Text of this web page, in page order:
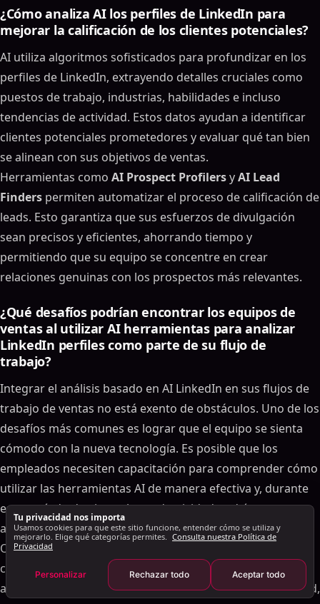
Cómo AI analiza LinkedIn perfiles para Sales Insights
AI Métodos para LinkedIn Análisis de perfil
Qué información proporciona AI
Cómo AI combina datos para una mejor calificación
de clientes potenciales
Beneficios del análisis de perfil para ventas
impulsado por AILinkedIn
Mejor personalización y mensajería
Ahorro de tiempo y recursos
Escala y calidad consistente
Cómo SalesMind AI mejora LinkedIn la calificación de
clientes potenciales
SalesMind AI Funciones para LinkedIn
Automatización
Resultados de los equipos de ventas de EE. UU.
Integración con flujos de trabajo actuales
Prácticas recomendadas para el análisis de perfiles
impulsado por AI LinkedIn
Defina su perfil de cliente ideal (ICP)
Integración con herramientas actuales
Seguimiento y optimización de métricas de
rendimiento
Conclusión: Transforme las ventas con el análisis de
perfil impulsado por AI LinkedIn
Preguntas frecuentes
¿Cómo puede AI mejorar LinkedIn el alcance de los
equipos de ventas?
¿Cómo analiza AI los perfiles de LinkedIn para
mejorar la calificación de los clientes potenciales?
¿Qué desafíos podrían encontrar los equipos de
ventas al utilizar AI herramientas para analizar
LinkedIn perfiles como parte de su flujo de trabajo?
¿Cómo analiza AI los perfiles de LinkedIn para
mejorar la calificación de los clientes potenciales?
AI utiliza algoritmos sofisticados para profundizar en los
perfiles de LinkedIn, extrayendo detalles cruciales como
puestos de trabajo, industrias, habilidades e incluso
tendencias de actividad. Estos datos ayudan a identificar
clientes potenciales prometedores y evaluar qué tan bien
se alinean con sus objetivos de ventas.
Herramientas como AI Prospect ProfilersyAI Lead
Finders permiten automatizar el proceso de calificación de
leads. Esto garantiza que sus esfuerzos de divulgación
sean precisos y eficientes, ahorrando tiempo y
permitiendo que su equipo se concentre en crear
relaciones genuinas con los prospectos más relevantes.
¿Qué desafíos podrían encontrar los equipos de
ventas al utilizar AI herramientas para analizar
LinkedIn perfiles como parte de su flujo de
trabajo?
Integrar el análisis basado en AI LinkedIn en sus flujos de
trabajo de ventas no está exento de obstáculos. Uno de los
desafíos más comunes es lograr que el equipo se sienta
cómodo con la nueva tecnología. Es posible que los
empleados necesiten capacitación para comprender cómo
utilizar las herramientas AI de manera efectiva y, durante
este período de ajuste, la productividad podría verse
afectada temporalmente.
Otro problema es garantizar la confiabilidad de los
conocimientos generados por AI. Si bien AI destaca por
analizar grandes cantidades de datos en un tiempo récord,
Tu privacidad nos importa
Usamos cookies para que este sitio funcione, entender cómo se utiliza y
mejorarlo. Elige qué categorías permites. Consulta nuestra Política de
Privacidad
Personalizar Rechazar todo Aceptar todo